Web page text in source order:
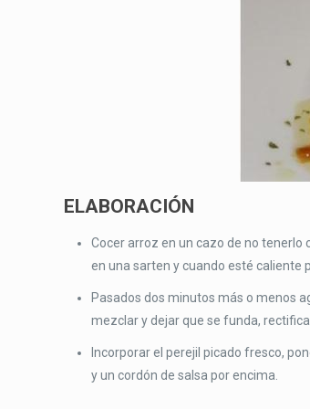
ELABORACIÓN
Cocer arroz en un cazo de no tenerlo
en una sarten y cuando esté caliente
Pasados dos minutos más o menos
mezclar y dejar que se funda,
Incorporar el perejil picado fresco,
y un cordón de salsa por encima.